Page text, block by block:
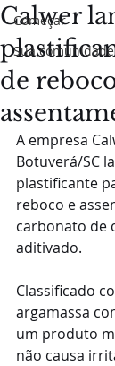
Começar
Sua comunidade
Calwer
de
A empresa
Botuverá/SC
plastificante
reboco e
carbonato de
aditivado.
Classificado
argamassa
um produto
não causa